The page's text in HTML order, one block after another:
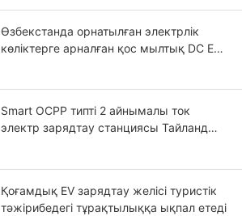
Өзбекстанда орнатылған электрлік
көліктерге арналған қос мылтық DC EV
Smart OCPP типті 2 айнымалы ток
электр зарядтау станциясы Тайланд
Қоғамдық EV зарядтау желісі туристік
тәжірибедегі тұрақтылыққа ықпал етеді